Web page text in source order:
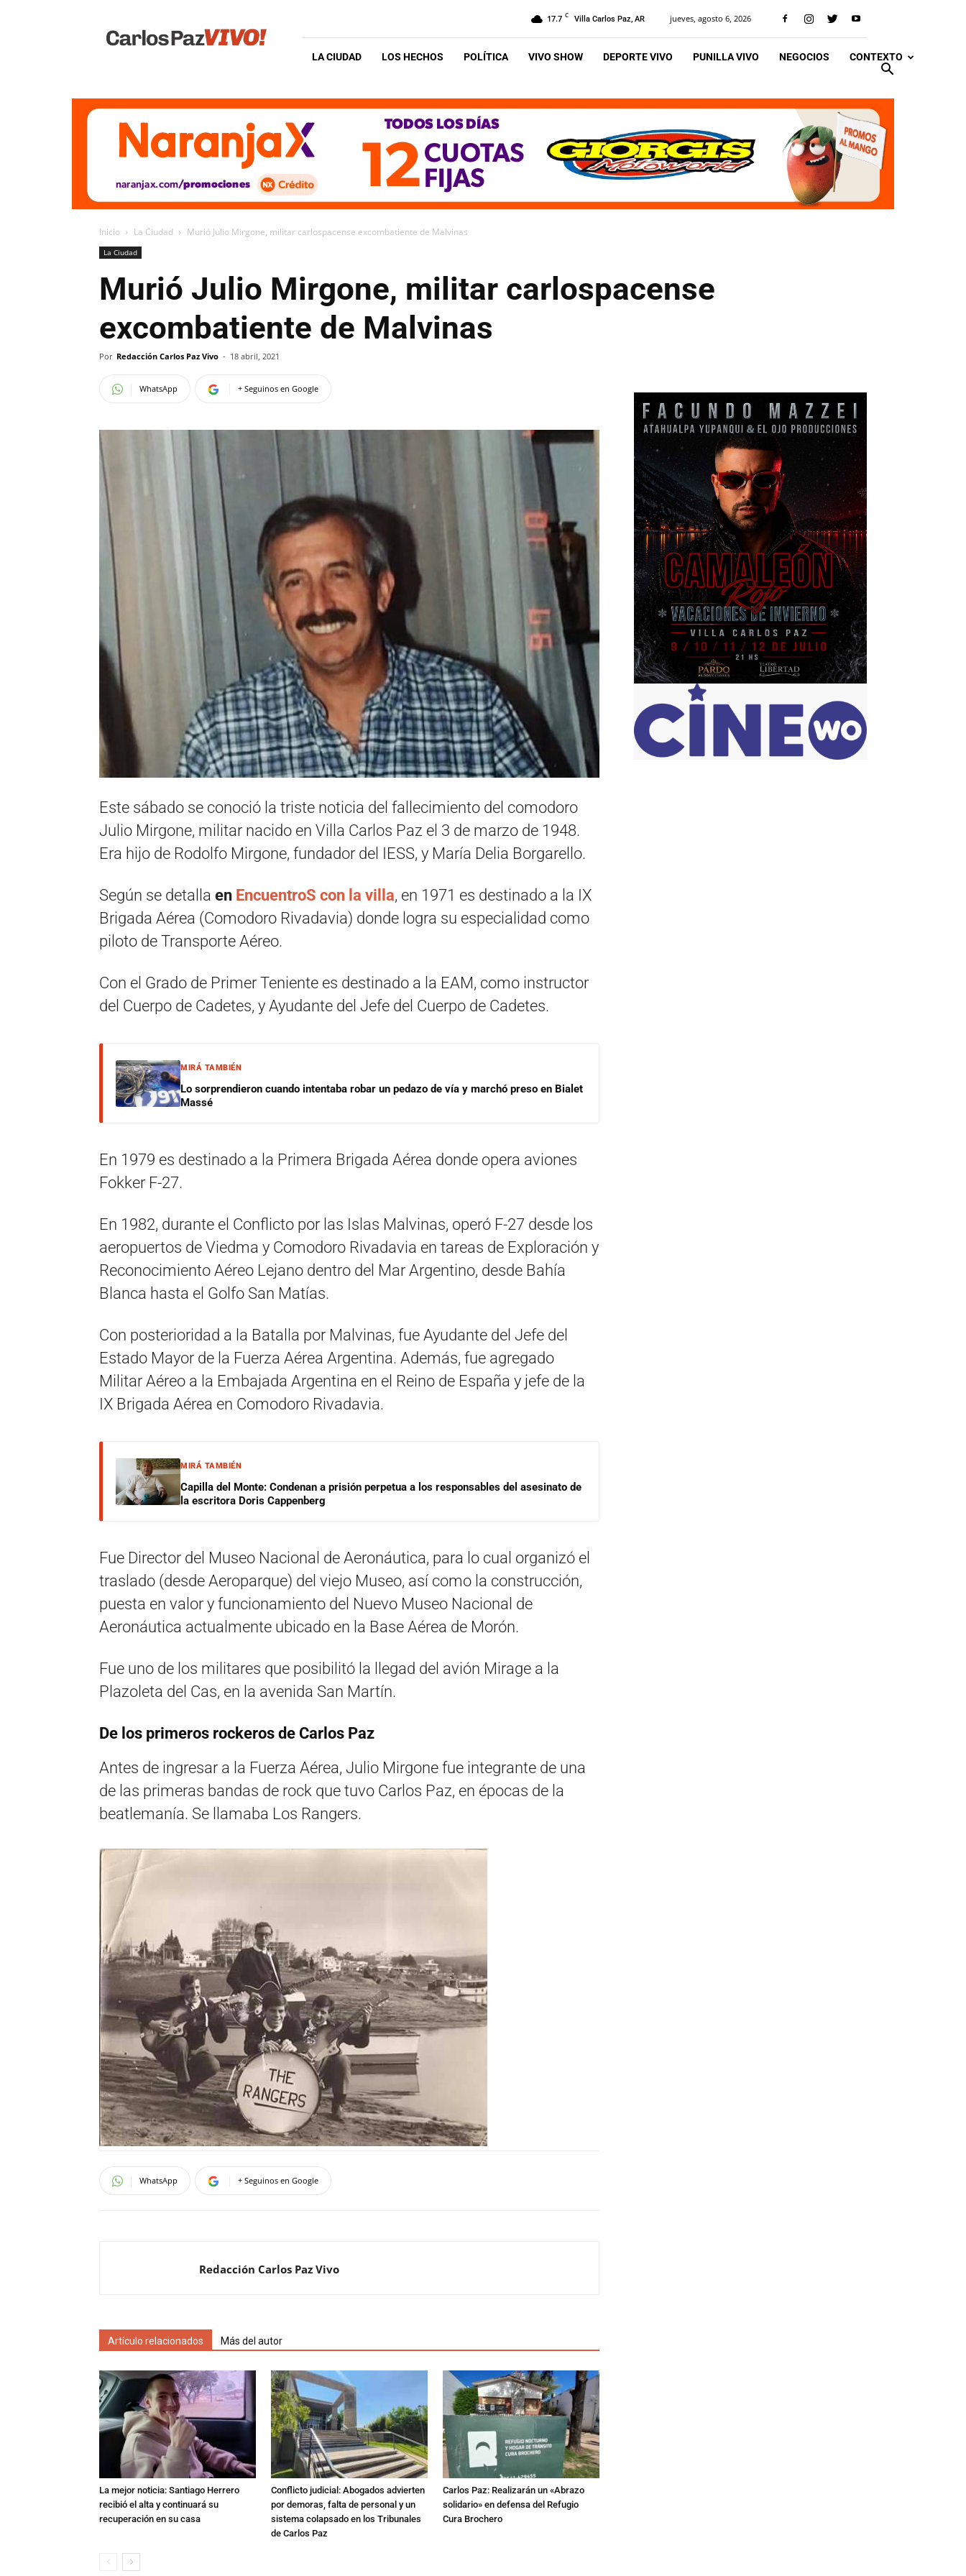
Vivo
17.7 C Villa Carlos Paz, AR jueves, agosto 6, 2026
LA CIUDAD LOS HECHOS POLÍTICA VIVO SHOW DEPORTE VIVO PUNILLA VIVO NEGOCIOS CONTEXTO
Inicio La Ciudad Murió Julio Mirgone, militar carlospacense excombatiente de Malvinas
La Ciudad
Murió Julio Mirgone, militar carlospacense
excombatiente de Malvinas
Por Redacción Carlos Paz Vivo - 18 abril, 2021
WhatsApp + Seguinos en Google
Este sábado se conoció la triste noticia del fallecimiento del comodoro
Julio Mirgone, militar nacido en Villa Carlos Paz el 3 de marzo de 1948.
Era hijo de Rodolfo Mirgone, fundador del IESS, y María Delia Borgarello.
Según se detalla en EncuentroS con la villa, en 1971 es destinado a la IX
Brigada Aérea (Comodoro Rivadavia) donde logra su especialidad como
piloto de Transporte Aéreo.
Con el Grado de Primer Teniente es destinado a la EAM, como instructor
del Cuerpo de Cadetes, y Ayudante del Jefe del Cuerpo de Cadetes.
MIRÁ TAMBIÉN
Lo sorprendieron cuando intentaba robar un pedazo de vía y marchó preso en Bialet
Massé
En 1979 es destinado a la Primera Brigada Aérea donde opera aviones
Fokker F-27.
En 1982, durante el Conflicto por las Islas Malvinas, operó F-27 desde los
aeropuertos de Viedma y Comodoro Rivadavia en tareas de Exploración y
Reconocimiento Aéreo Lejano dentro del Mar Argentino, desde Bahía
Blanca hasta el Golfo San Matías.
Con posterioridad a la Batalla por Malvinas, fue Ayudante del Jefe del
Estado Mayor de la Fuerza Aérea Argentina. Además, fue agregado
Militar Aéreo a la Embajada Argentina en el Reino de España y jefe de la
IX Brigada Aérea en Comodoro Rivadavia.
MIRÁ TAMBIÉN
Capilla del Monte: Condenan a prisión perpetua a los responsables del asesinato de
la escritora Doris Cappenberg
Fue Director del Museo Nacional de Aeronáutica, para lo cual organizó el
traslado (desde Aeroparque) del viejo Museo, así como la construcción,
puesta en valor y funcionamiento del Nuevo Museo Nacional de
Aeronáutica actualmente ubicado en la Base Aérea de Morón.
Fue uno de los militares que posibilitó la llegad del avión Mirage a la
Plazoleta del Cas, en la avenida San Martín.
De los primeros rockeros de Carlos Paz
Antes de ingresar a la Fuerza Aérea, Julio Mirgone fue integrante de una
de las primeras bandas de rock que tuvo Carlos Paz, en épocas de la
beatlemanía. Se llamaba Los Rangers.
WhatsApp + Seguinos en Google
Redacción Carlos Paz Vivo
Artículo relacionados Más del autor
La mejor noticia: Santiago Herrero
recibió el alta y continuará su
recuperación en su casa
Conflicto judicial: Abogados advierten
por demoras, falta de personal y un
sistema colapsado en los Tribunales
de Carlos Paz
Carlos Paz: Realizarán un «Abrazo
solidario» en defensa del Refugio
Cura Brochero